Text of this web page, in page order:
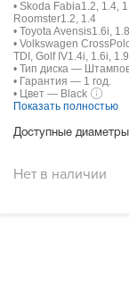
• Skoda Fabia1.2, 1.4,
Roomster1.2, 1.4
• Toyota Avensis1.6i,
• Volkswagen
TDI, Golf IV1.4i, 1.6i,
• Тип диска —
• Гарантия — 1 год.
• Цвет — Black
Показать полностью
Доступные
Нет в наличии